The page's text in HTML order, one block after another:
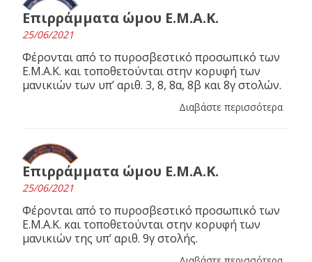
Επιρράμματα ώμου Ε.Μ.Α.Κ.
25/06/2021
Φέρονται από το πυροσβεστικό προσωπικό των
Ε.Μ.Α.Κ. και τοποθετούνται στην κορυφή των
μανικιών των υπ’ αριθ. 3, 8, 8α, 8β και 8γ στολών.
Διαβάστε περισσότερα
Επιρράμματα ώμου Ε.Μ.Α.Κ.
25/06/2021
Φέρονται από το πυροσβεστικό προσωπικό των
Ε.Μ.Α.Κ. και τοποθετούνται στην κορυφή των
μανικιών της υπ’ αριθ. 9γ στολής.